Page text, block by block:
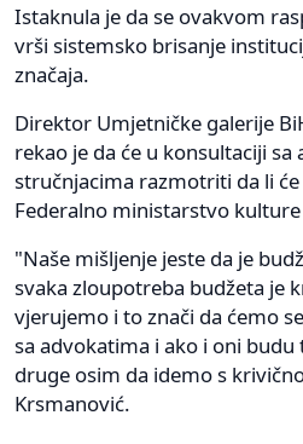
Istaknula je da se ovakvom
vrši sistemsko brisanje
značaja.
Direktor Umjetničke galerije
rekao je da će u konsultaciji sa
stručnjacima razmotriti da li
Federalno ministarstvo
"Naše mišljenje jeste da je
svaka zloupotreba budžeta je
vjerujemo i to znači da ćemo
sa advokatima i ako i oni budu
druge osim da idemo s
Krsmanović.